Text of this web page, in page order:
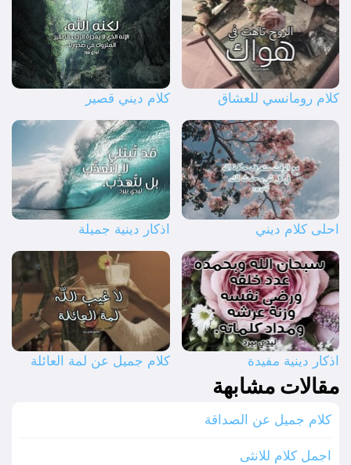
كلام رومانسي للعشاق كلام ديني قصير
احلى كلام ديني اذكار دينية جميلة
اذكار دينية مفيدة كلام جميل عن لمة العائلة
مقالات مشابهة
كلام جميل عن الصداقة
اجمل كلام للانثى